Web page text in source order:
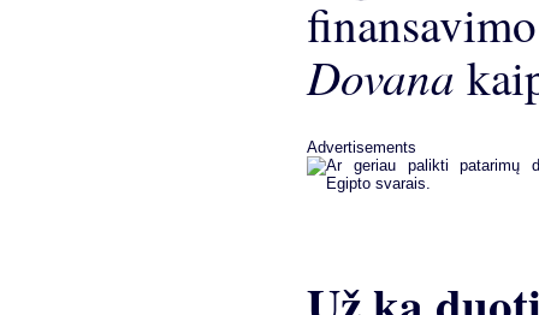
Dovana
Advertisements